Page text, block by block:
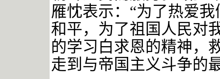
雁忱表示：“为了热爱
和平，为了祖国人民对
的学习白求恩的精神，
走到与帝国主义斗争的